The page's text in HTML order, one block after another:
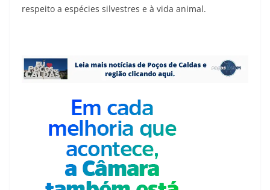
respeito a espécies silvestres e à vida animal.